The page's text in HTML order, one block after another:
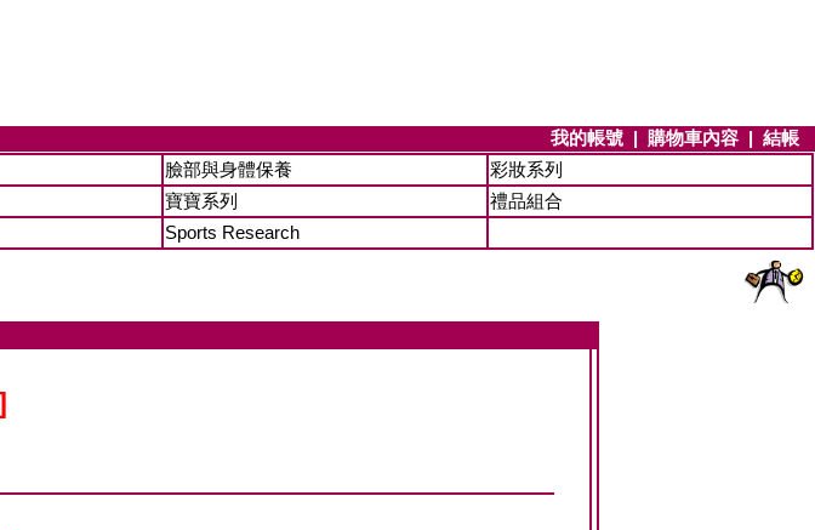
我的帳號 | 購物車內容 | 結帳
臉部與身體保養
彩妝系列
寶寶系列
禮品組合
Sports Research